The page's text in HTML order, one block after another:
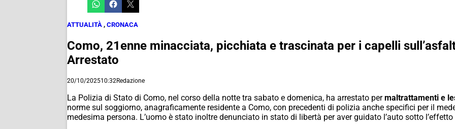
ATTUALITÀ , CRONACA
Como, 21enne minacciata, picchiata e trascinata per i capelli
Arrestato
20/10/202510:32Redazione
La Polizia di Stato di Como, nel corso della notte tra sabato e domenica, ha arrestato permaltrattamenti e
norme sul soggiorno, anagraficamente residente a Como, con precedenti di polizia anche specifici per il
medesima persona. L’uomo è stato inoltre denunciato in stato di libertà per aver guidato l’auto sotto